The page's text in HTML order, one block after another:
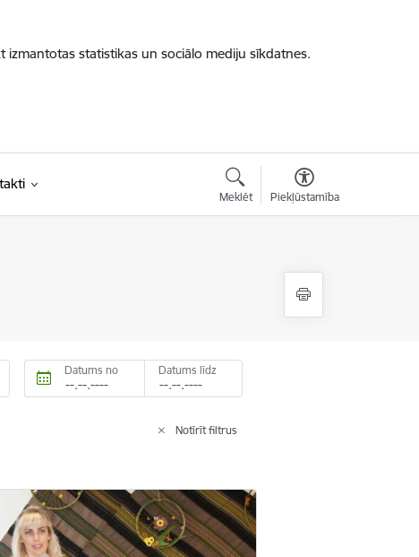
statistikas un sociālo mediju sīkdatnes.
Meklēt Piekļūstamība
Datums no Datums līdz
Notīrīt filtrus